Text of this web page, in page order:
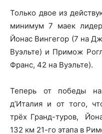
Только двое из
минимум 7 маек
Йонас Вингегор (7 на
Вуэльте) и Примож
Франс, 42 на Вуэльте).
Теперь от победы
д’Италия и от того,
трёх Гранд-туров,
132 км 21-го этапа в